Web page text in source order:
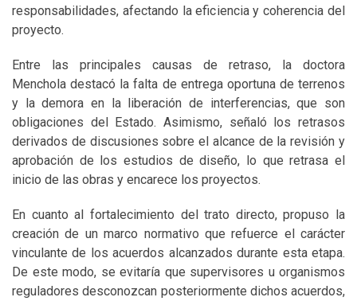
responsabilidades, afectando la eficiencia y coherencia del
proyecto.
Entre las principales causas de retraso, la doctora
Menchola destacó la falta de entrega oportuna de terrenos
y la demora en la liberación de interferencias, que son
obligaciones del Estado. Asimismo, señaló los retrasos
derivados de discusiones sobre el alcance de la revisión y
aprobación de los estudios de diseño, lo que retrasa el
inicio de las obras y encarece los proyectos.
En cuanto al fortalecimiento del trato directo, propuso la
creación de un marco normativo que refuerce el carácter
vinculante de los acuerdos alcanzados durante esta etapa.
De este modo, se evitaría que supervisores u organismos
reguladores desconozcan posteriormente dichos acuerdos,